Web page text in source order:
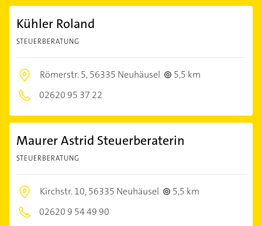
Kühler Roland
STEUERBERATUNG
Römerstr. 5,56335 Neuhäusel
5,5 km
02620 95 37 22
Maurer Astrid Steuerberaterin
STEUERBERATUNG
Kirchstr. 10,56335 Neuhäusel
5,5 km
02620 9 54 49 90